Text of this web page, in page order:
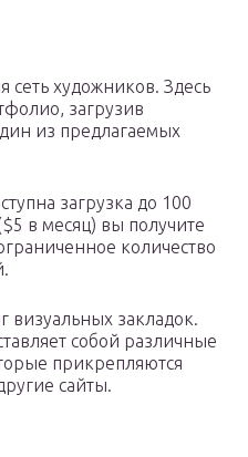
сеть художников. Здесь
загрузив
из предлагаемых
загрузка до 100
в месяц) вы получите
количество
визуальных закладок.
собой различные
прикрепляются
сайты.